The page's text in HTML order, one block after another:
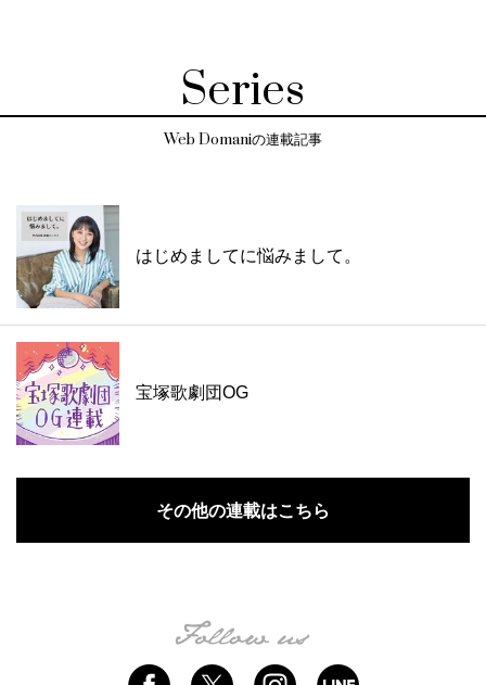
Series
Web Domaniの連載記事
はじめましてに悩みまして。
宝塚歌劇団OG
その他の連載はこちら